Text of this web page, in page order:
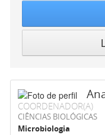
COORDENADOR(A)
CIÊNCIAS BIOLÓGICAS
Microbiologia